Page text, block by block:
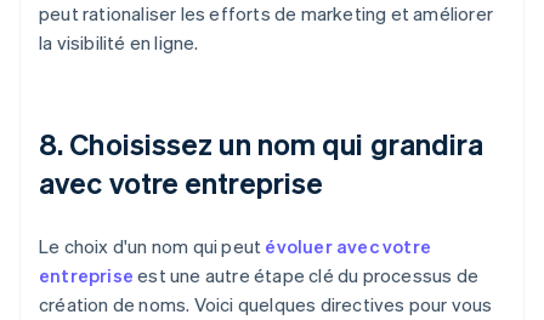
peut rationaliser les efforts de marketing et améliorer
la visibilité en ligne.
8. Choisissez un nom qui grandira
avec votre entreprise
Le choix d'un nom qui peut évoluer avec votre
entreprise est une autre étape clé du processus de
création de noms. Voici quelques directives pour vous